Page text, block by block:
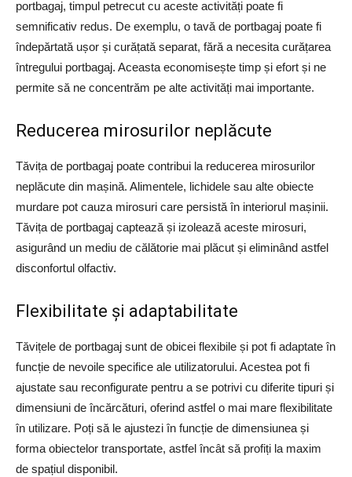
portbagaj, timpul petrecut cu aceste activități poate fi
semnificativ redus. De exemplu, o tavă de portbagaj poate fi
îndepărtată ușor și curățată separat, fără a necesita curățarea
întregului portbagaj. Aceasta economisește timp și efort și ne
permite să ne concentrăm pe alte activități mai importante.
Reducerea mirosurilor neplăcute
Tăvița de portbagaj poate contribui la reducerea mirosurilor
neplăcute din mașină. Alimentele, lichidele sau alte obiecte
murdare pot cauza mirosuri care persistă în interiorul mașinii.
Tăvița de portbagaj captează și izolează aceste mirosuri,
asigurând un mediu de călătorie mai plăcut și eliminând astfel
disconfortul olfactiv.
Flexibilitate și adaptabilitate
Tăvițele de portbagaj sunt de obicei flexibile și pot fi adaptate în
funcție de nevoile specifice ale utilizatorului. Acestea pot fi
ajustate sau reconfigurate pentru a se potrivi cu diferite tipuri și
dimensiuni de încărcături, oferind astfel o mai mare flexibilitate
în utilizare. Poți să le ajustezi în funcție de dimensiunea și
forma obiectelor transportate, astfel încât să profiți la maxim
de spațiul disponibil.